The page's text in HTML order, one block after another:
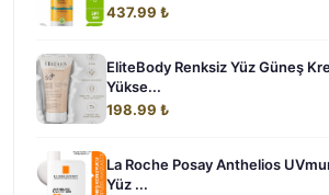
437.99 ₺
EliteBody Renksiz Yüz Güneş
Yükse...
198.99 ₺
La Roche Posay Anthelios
Yüz ...